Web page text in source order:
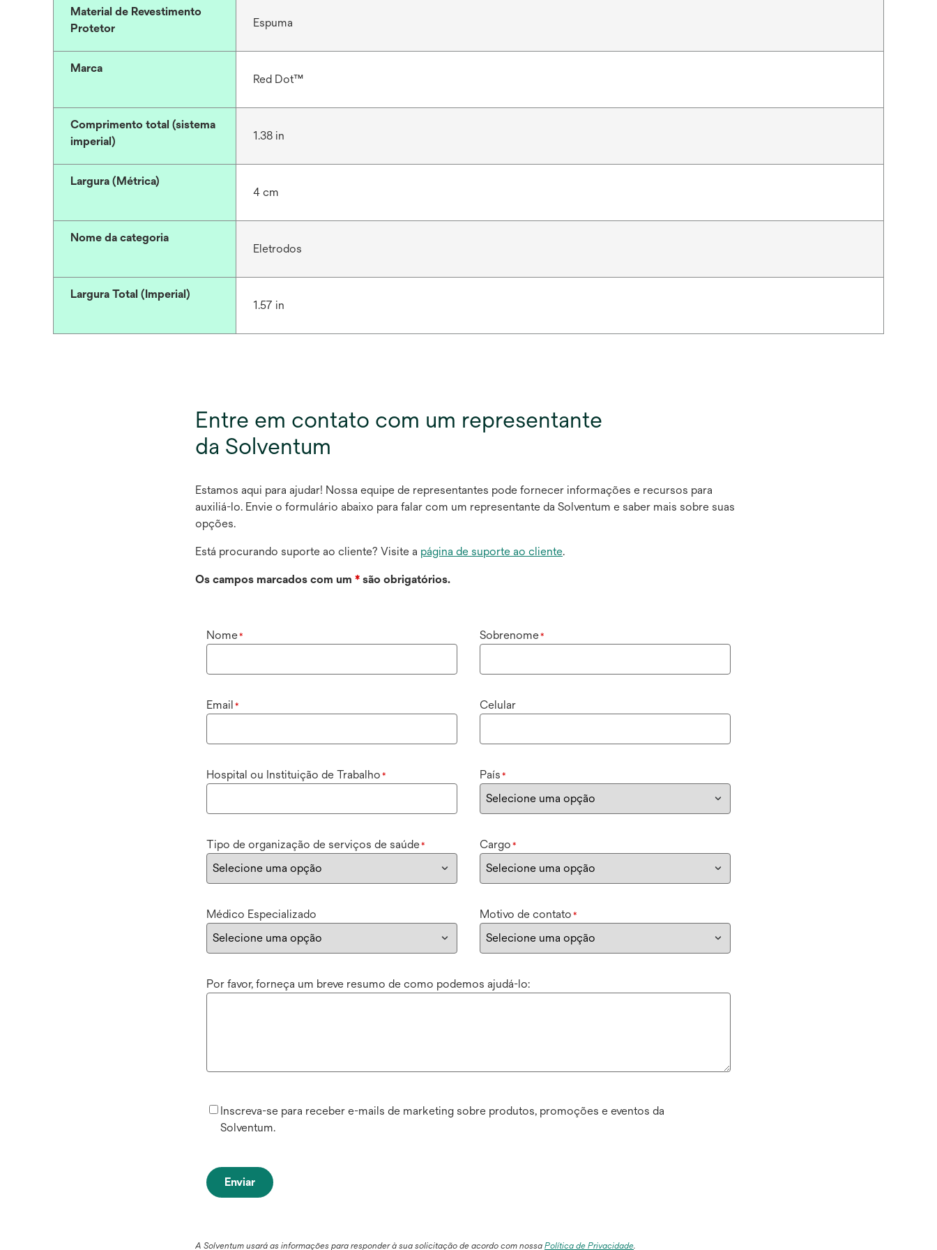
Material de Revestimento
Protetor
Espuma
Marca
Red Dot™
Comprimento total (sistema
imperial)
1.38 in
Largura (Métrica)
4 cm
Nome da categoria
Eletrodos
Largura Total (Imperial)
1.57 in
Entre em contato com um representante
da Solventum
Estamos aqui para ajudar! Nossa equipe de representantes pode fornecer informações e recursos para
auxiliá-lo. Envie o formulário abaixo para falar com um representante da Solventum e saber mais sobre suas
opções.
Está procurando suporte ao cliente? Visite a página de suporte ao cliente.
Os campos marcados com um * são obrigatórios.
Nome* Sobrenome*
Email * Celular
Hospital ou Instituição de Trabalho * País *
Tipo de organização de serviços de saúde* Cargo *
Médico Especializado Motivo de contato *
Por favor, forneça um breve resumo de como podemos ajudá-lo:
Inscreva-se para receber e-mails de marketing sobre produtos, promoções e eventos da
Solventum.
Enviar
A Solventum usará as informações para responder à sua solicitação de acordo com nossa Política de Privacidade.